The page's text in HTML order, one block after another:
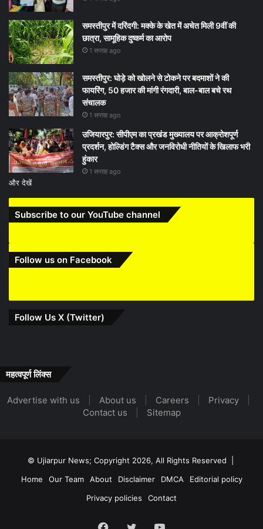
समस्तीपुर में दरिंदगी: मक्के के खेत में अचेत मिली 9वीं की
छात्रा, सामूहिक दुष्कर्म का आरोप
1 सप्ताह ago
समस्तीपुर: घोड़े को खोलने से टोकने पर बदमाशों ने की
फायरिंग, 50 हजार की मांगी रंगदारी, बाल-बाल बचे रथ
संचालक
1 सप्ताह ago
उजियारपुर: सीपीएम का प्रखंड मुख्यालय पर आक्रोशपूर्ण
प्रदर्शन, होल्डिंग टैक्स और जनविरोधी नीतियों के खिलाफ भरी
हुंकार
1 सप्ताह ago
और देखें
Subscribe to our YouTube channel
Follow us on Facebook
Follow Us X (Twitter)
महत्वपूर्ण लिंक्स
Advertise with us About us Careers Privacy
Contact us
Sitemap
© Ujiarpur News; Copyright 2026, All Rights Reserved |
Home
Our Team About Disclaimer DMCA
Editorial policy
Privacy policies
Contact